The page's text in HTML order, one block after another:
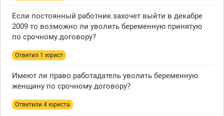
Если постоянный работник захочет выйти в декабре
2009 то возможно ли уволить беременную принятую
по срочному договору?
Ответил 1 юрист
Имеют ли право работадатель уволить беременную
женщину по срочному договору?
Ответили 4 юристa